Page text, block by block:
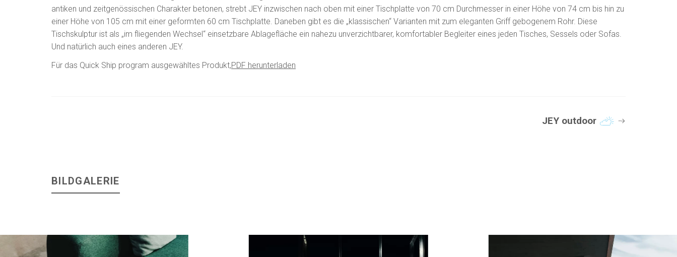
antiken und zeitgenössischen Charakter betonen, strebt JEY inzwischen nach oben mit einer Tischplatte von 70 cm Durchmesser in einer Höhe von 74 cm bis hin zu
einer Höhe von 105 cm mit einer geformten 60 cm Tischplatte. Daneben gibt es die „klassischen“ Varianten mit zum eleganten Griff gebogenem Rohr. Diese
Tischskulptur ist als „im fliegenden Wechsel“ einsetzbare Ablagefläche ein nahezu unverzichtbarer, komfortabler Begleiter eines jeden Tisches, Sessels oder Sofas.
Und natürlich auch eines anderen JEY.
Für das Quick Ship program ausgewähltes Produkt,PDF herunterladen
JEY outdoor
BILDGALERIE